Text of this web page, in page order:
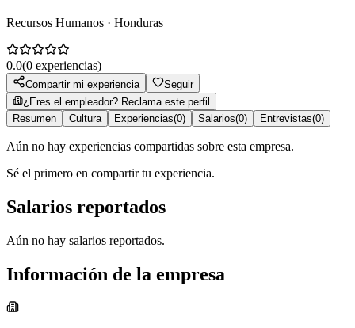
Recursos Humanos · Honduras
0.0(0 experiencias)
Compartir mi experiencia
Seguir
¿Eres el empleador? Reclama este perfil
Resumen
Cultura Experiencias(0) Salarios(0) Entrevistas(0)
Aún no hay experiencias compartidas sobre esta empresa.
Sé el primero en compartir tu experiencia.
Salarios reportados
Aún no hay salarios reportados.
Información de la empresa